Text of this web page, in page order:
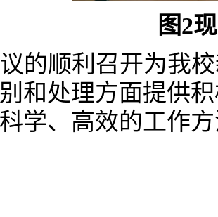
图2
的顺利召开为我
和处理方面提供
学、高效的工作